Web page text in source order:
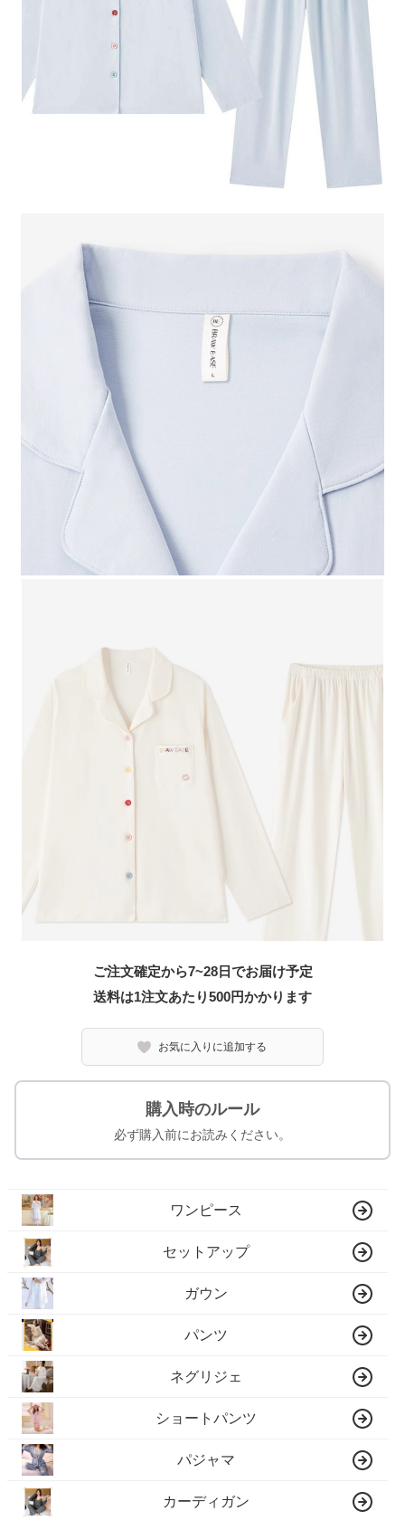
ご注文確定から7~28日でお届け予定
送料は1注文あたり500円かかります
お気に入りに追加する
購入時のルール
必ず購入前にお読みください。
ワンピース
セットアップ
ガウン
パンツ
ネグリジェ
ショートパンツ
パジャマ
カーディガン